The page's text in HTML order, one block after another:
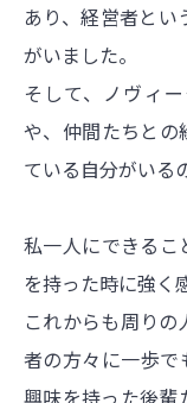
あり、経営者と
がいました。
そして、ノヴィ
や、仲間たちとの
ている自分がいる
私一人にできるこ
を持った時に強く
これからも周り
者の方々に一歩で
興味を持った後輩